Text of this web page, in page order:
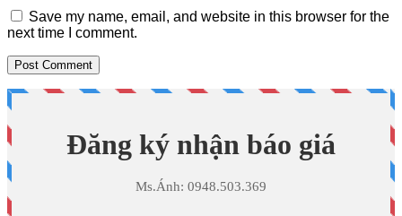
Save my name, email, and website in this browser for the
next time I comment.